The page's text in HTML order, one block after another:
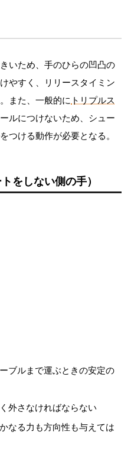
いため、手のひらの凹凸の
やすく、リリースタイミン
また、一般的に トリプルス
ルにつけないため、シュー
つける動作が必要となる。
をしない側の手）
ブルまで運ぶときの安定の
外さなければならない
なる力も方向性も与えては